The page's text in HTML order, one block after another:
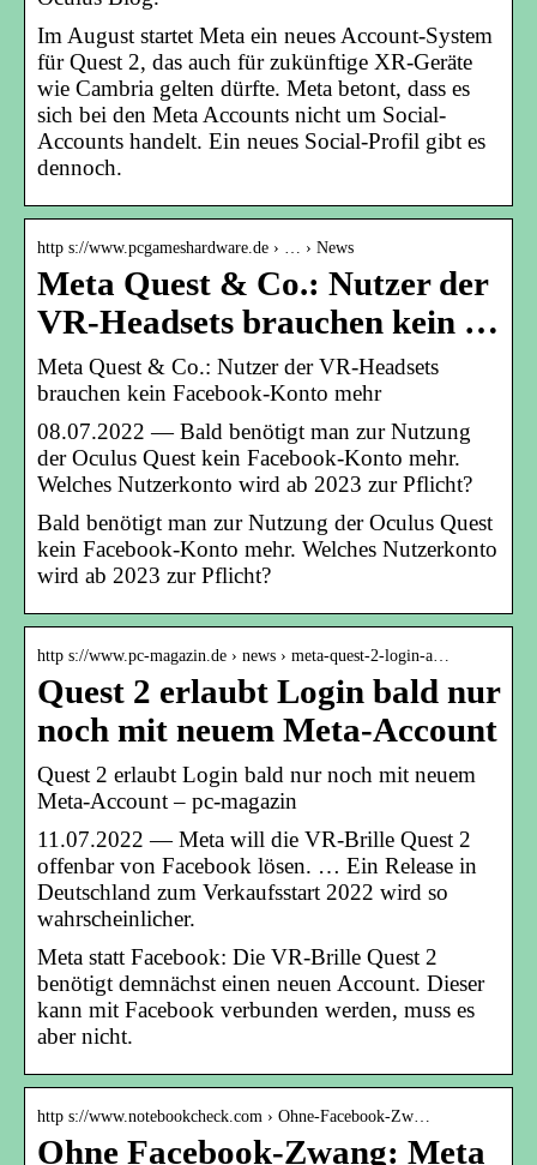
Im August startet Meta ein neues Account-System
für Quest 2, das auch für zukünftige XR-Geräte
wie Cambria gelten dürfte. Meta betont, dass es
sich bei den Meta Accounts nicht um Social-
Accounts handelt. Ein neues Social-Profil gibt es
dennoch.
http s://www.pcgameshardware.de › … › News
Meta Quest & Co.: Nutzer der
VR-Headsets brauchen kein …
Meta Quest & Co.: Nutzer der VR-Headsets
brauchen kein Facebook-Konto mehr
08.07.2022 — Bald benötigt man zur Nutzung
der Oculus Quest kein Facebook-Konto mehr.
Welches Nutzerkonto wird ab 2023 zur Pflicht?
Bald benötigt man zur Nutzung der Oculus Quest
kein Facebook-Konto mehr. Welches Nutzerkonto
wird ab 2023 zur Pflicht?
http s://www.pc-magazin.de › news › meta-quest-2-login-a…
Quest 2 erlaubt Login bald nur
noch mit neuem Meta-Account
Quest 2 erlaubt Login bald nur noch mit neuem
Meta-Account – pc-magazin
11.07.2022 — Meta will die VR-Brille Quest 2
offenbar von Facebook lösen. … Ein Release in
Deutschland zum Verkaufsstart 2022 wird so
wahrscheinlicher.
Meta statt Facebook: Die VR-Brille Quest 2
benötigt demnächst einen neuen Account. Dieser
kann mit Facebook verbunden werden, muss es
aber nicht.
http s://www.notebookcheck.com › Ohne-Facebook-Zw…
Ohne Facebook-Zwang: Meta